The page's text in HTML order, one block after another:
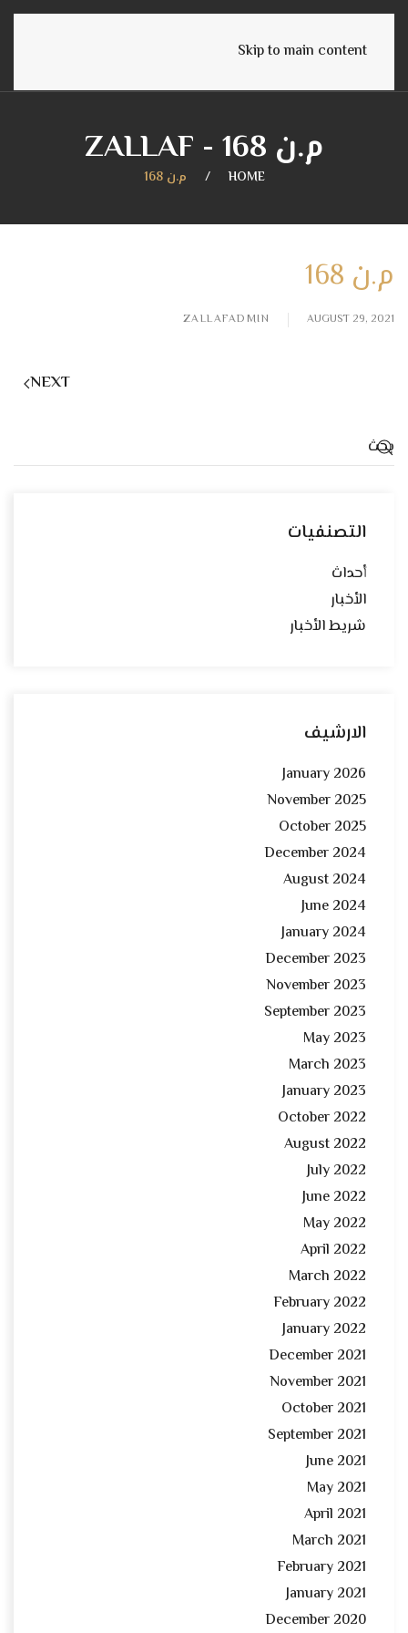
Skip to main content
م.ن 168 - ZALLAF
HOME م.ن 168
م.ن 168
AUGUST 29, 2021
ZALLAFADMIN
NEXT
التصنفيات
أحداث
الأخبار
شريط الأخبار
الارشيف
January 2026
November 2025
October 2025
December 2024
August 2024
June 2024
January 2024
December 2023
November 2023
September 2023
May 2023
March 2023
January 2023
October 2022
August 2022
July 2022
June 2022
May 2022
April 2022
March 2022
February 2022
January 2022
December 2021
November 2021
October 2021
September 2021
June 2021
May 2021
April 2021
March 2021
February 2021
January 2021
December 2020